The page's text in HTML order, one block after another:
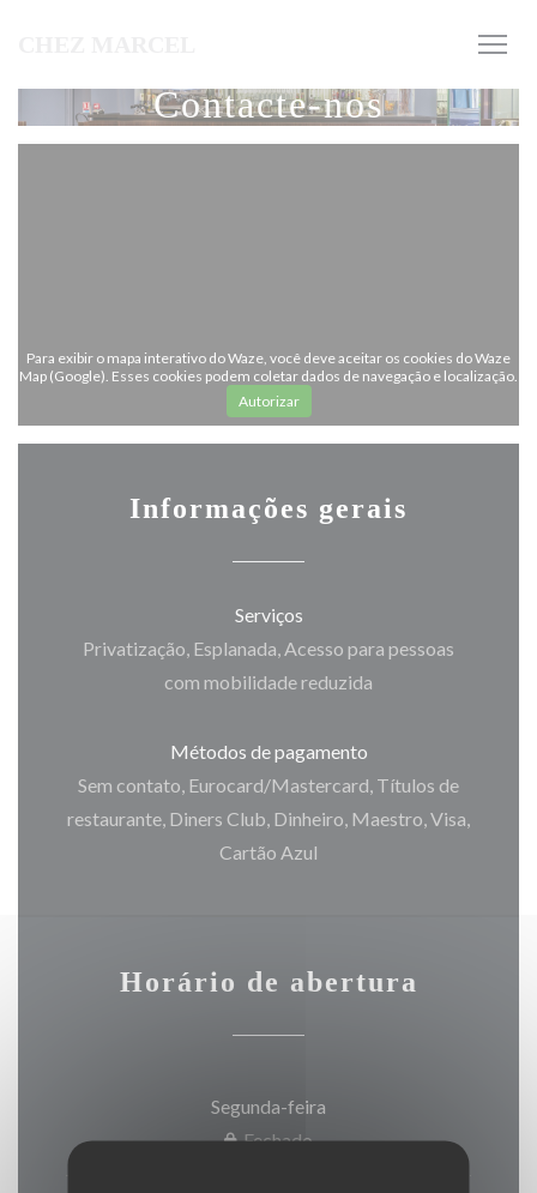
Contacte-nos
Para exibir o mapa interativo do Waze, você deve aceitar os cookies do Waze
Map (Google). Esses cookies podem coletar dados de navegação e localização.
Autorizar
Informações gerais
Serviços
Privatização, Esplanada, Acesso para pessoas
com mobilidade reduzida
Métodos de pagamento
Sem contato, Eurocard/Mastercard, Títulos de
restaurante, Diners Club, Dinheiro, Maestro, Visa,
Cartão Azul
Horário de abertura
Segunda-feira
Fechado